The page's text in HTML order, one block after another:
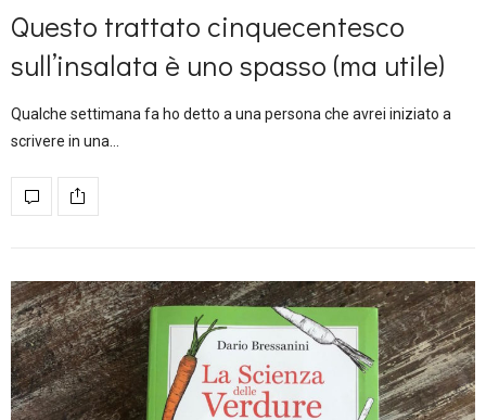
Questo trattato cinquecentesco
sull’insalata è uno spasso (ma utile)
Qualche settimana fa ho detto a una persona che avrei iniziato a
scrivere in una…